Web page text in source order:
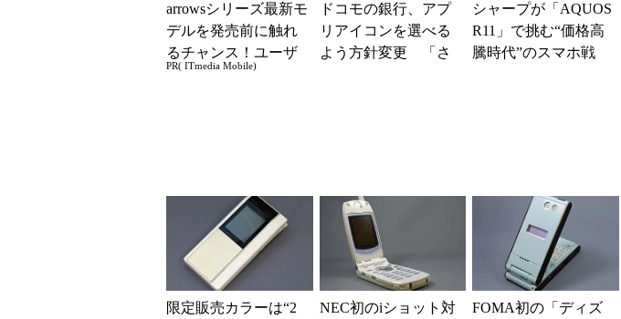
arrowsシリーズ最新モ
デルを発売前に触れ
るチャンス！ユーザ
ー座談会開催
PR( ITmedia Mobile)
ドコモの銀行、アプ
リアイコンを選べる
よう方針変更 「さ
シャープが「AQUOS
R11」で挑む“価格高
騰時代”のスマホ戦
限定販売カラーは“2
NEC初のiショット対
FOMA初の「ディズ